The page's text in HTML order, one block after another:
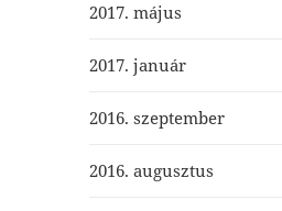
2017. május
2017. január
2016. szeptember
2016. augusztus